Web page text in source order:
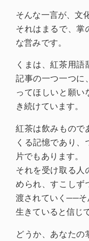
そんな一言が、文
それはまるで、掌
な営みです。
くまは、紅茶用語
記事の一つ一つに
ってほしいと願
き続けています。
紅茶は飲みもので
くる記憶であり
片でもあります。
それを受け取る人
められ、すこしず
渡されていく──そ
生きていると信じ
どうか、あなた